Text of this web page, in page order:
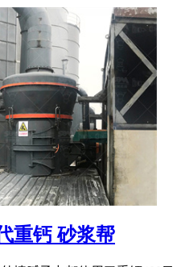
重钙 砂浆帮